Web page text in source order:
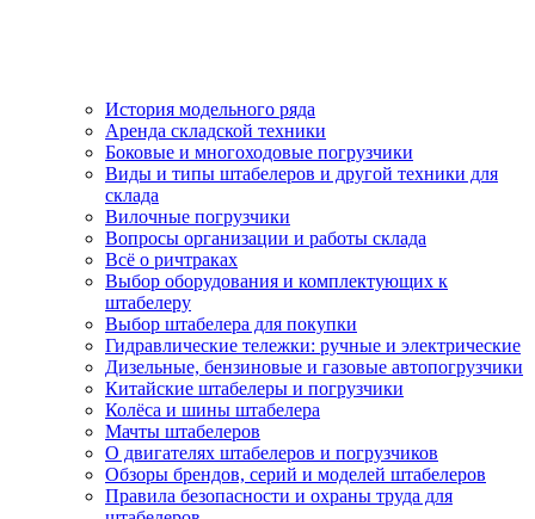
История модельного ряда
Аренда складской техники
Боковые и многоходовые погрузчики
Виды и типы штабелеров и другой техники для
склада
Вилочные погрузчики
Вопросы организации и работы склада
Всё о ричтраках
Выбор оборудования и комплектующих к
штабелеру
Выбор штабелера для покупки
Гидравлические тележки: ручные и электрические
Дизельные, бензиновые и газовые автопогрузчики
Китайские штабелеры и погрузчики
Колёса и шины штабелера
Мачты штабелеров
О двигателях штабелеров и погрузчиков
Обзоры брендов, серий и моделей штабелеров
Правила безопасности и охраны труда для